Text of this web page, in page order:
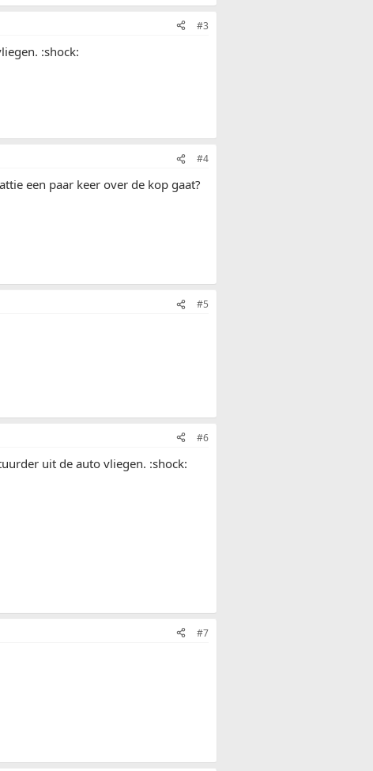
#3
:shock:
#4
een paar keer over de kop gaat?
#5
#6
uit de auto vliegen. :shock:
#7